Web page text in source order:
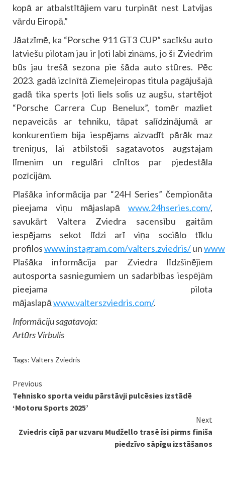
kopā ar atbalstītājiem varu turpināt nest Latvijas
vārdu Eiropā.”
Jāatzīmē, ka “Porsche 911 GT3 CUP” sacīkšu auto
latviešu pilotam jau ir ļoti labi zināms, jo šī Zviedrim
būs jau trešā sezona pie šāda auto stūres. Pēc
2023. gadā izcīnītā Ziemeļeiropas titula pagājušajā
gadā tika sperts ļoti liels solis uz augšu, startējot
“Porsche Carrera Cup Benelux”, tomēr mazliet
nepaveicās ar tehniku, tāpat salīdzinājumā ar
konkurentiem bija iespējams aizvadīt pārāk maz
treniņus, lai atbilstoši sagatavotos augstajam
līmenim un regulāri cīnītos par pjedestāla
pozīcijām.
Plašāka informācija par “24H Series” čempionāta
pieejama viņu mājaslapā www.24hseries.com/,
savukārt Valtera Zviedra sacensību gaitām
iespējams sekot līdzi arī viņa sociālo tīklu
profiloswww.instagram.com/valters.zviedris/un
Plašāka informācija par Zviedra līdzšinējiem
autosporta sasniegumiem un sadarbības iespējām
pieejama pilota
mājaslapāwww.valterszviedris.com/.
Informāciju sagatavoja:
Artūrs Virbulis
Tags: Valters Zviedris
Continue
Reading
Previous
Tehnisko sporta veidu pārstāvji pulcēsies izstādē
‘Motoru Sports 2025’
Next
Zviedris cīņā par uzvaru Mudžello trasē īsi pirms finiša
piedzīvo sāpīgu izstāšanos